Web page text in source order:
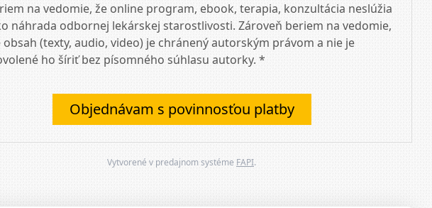
na vedomie, že online program, ebook, terapia, konzultácia neslúžia
náhrada odbornej lekárskej starostlivosti. Zároveň beriem na vedomie,
obsah (texty, audio, video) je chránený autorským právom a nie je
ho šíriť bez písomného súhlasu autorky. *
Objednávam s povinnosťou platby
Vytvorené v predajnom systéme FAPI.